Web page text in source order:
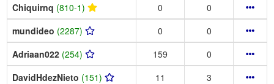
Chiquirnq (810-1) 0
0
mundideo (2287) 0
0
Adriaan022 (254) 159
0
DavidHdezNieto (151) 11
3